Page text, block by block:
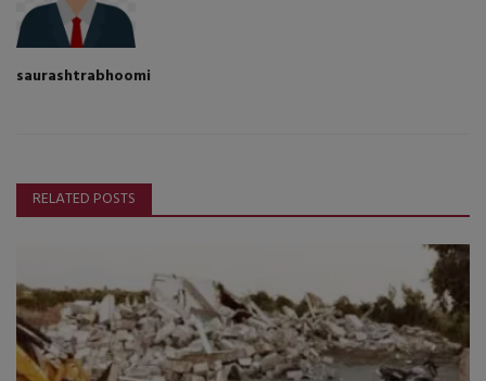
saurashtrabhoomi
RELATED POSTS